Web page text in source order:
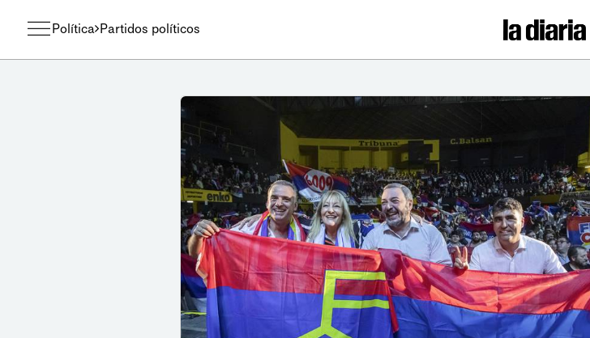
Política Partidos políticos